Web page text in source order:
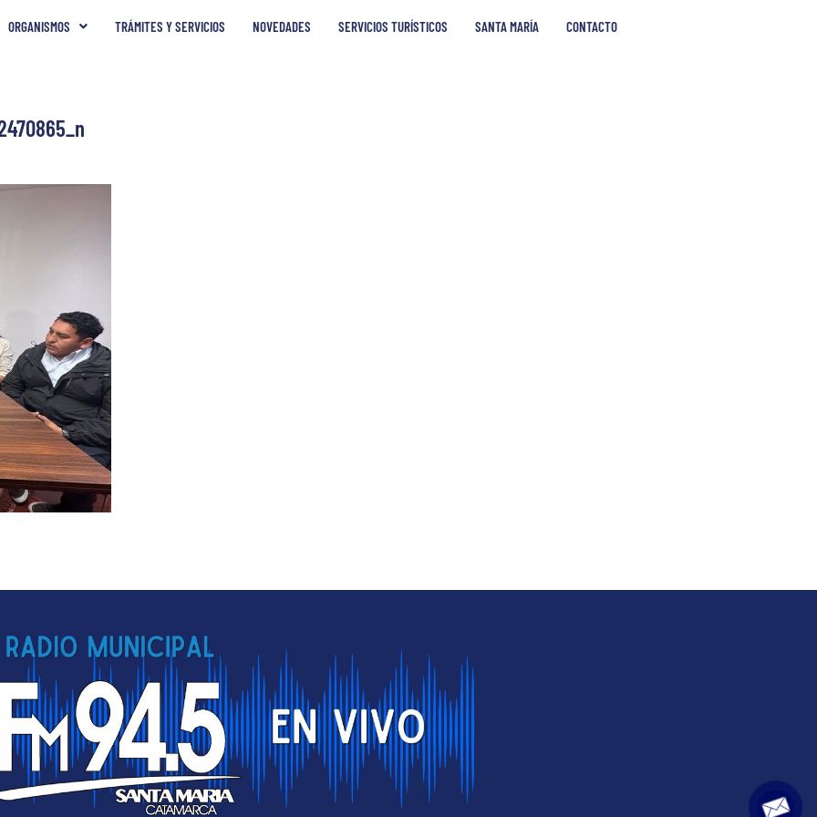
ORGANISMOS TRÁMITES Y SERVICIOS NOVEDADES SERVICIOS TURÍSTICOS SANTA MARÍA CONTACTO